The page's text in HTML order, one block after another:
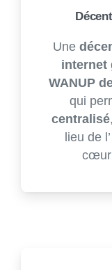
Une
internet
WANUP
qui
centralisé
lieu de
cœur